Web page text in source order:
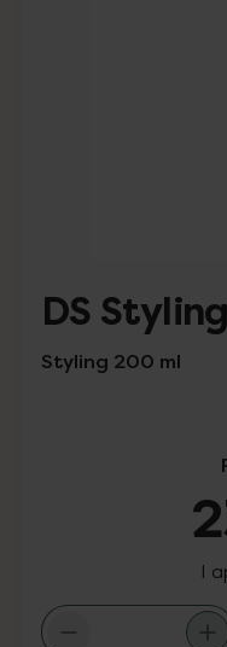
DS
Styling 200 ml
I